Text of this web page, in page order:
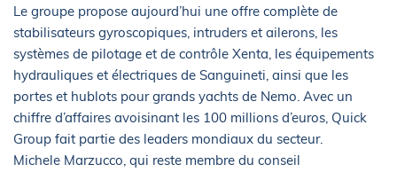
Le groupe propose aujourd’hui une offre complète de
stabilisateurs gyroscopiques, intruders et ailerons, les
systèmes de pilotage et de contrôle Xenta, les équipements
hydrauliques et électriques de Sanguineti, ainsi que les
portes et hublots pour grands yachts de Nemo. Avec un
chiffre d’affaires avoisinant les 100 millions d’euros, Quick
Group fait partie des leaders mondiaux du secteur.
Michele Marzucco, qui reste membre du conseil